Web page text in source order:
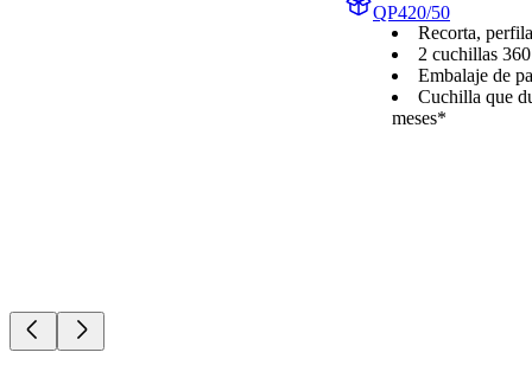
QP420/50
Recorta,
2 cuchillas 360
Embalaje de
Cuchilla que
meses*